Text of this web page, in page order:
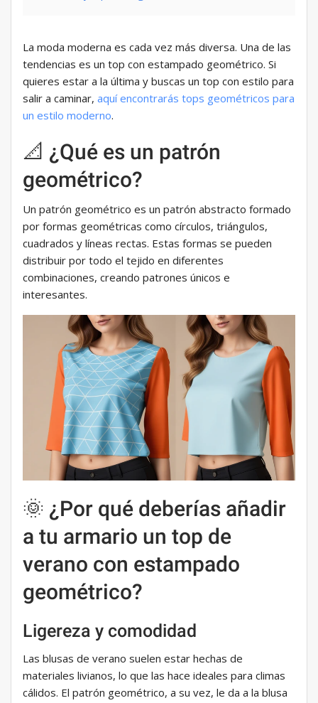
La moda moderna es cada vez más diversa. Una de las
tendencias es un top con estampado geométrico. Si
quieres estar a la última y buscas un top con estilo para
salir a caminar, aquí encontrarás tops geométricos para
un estilo moderno.
📐 ¿Qué es un patrón
geométrico?
Un patrón geométrico es un patrón abstracto formado
por formas geométricas como círculos, triángulos,
cuadrados y líneas rectas. Estas formas se pueden
distribuir por todo el tejido en diferentes
combinaciones, creando patrones únicos e
interesantes.
🌞 ¿Por qué deberías añadir
a tu armario un top de
verano con estampado
geométrico?
Ligereza y comodidad
Las blusas de verano suelen estar hechas de
materiales livianos, lo que las hace ideales para climas
cálidos. El patrón geométrico, a su vez, le da a la blusa